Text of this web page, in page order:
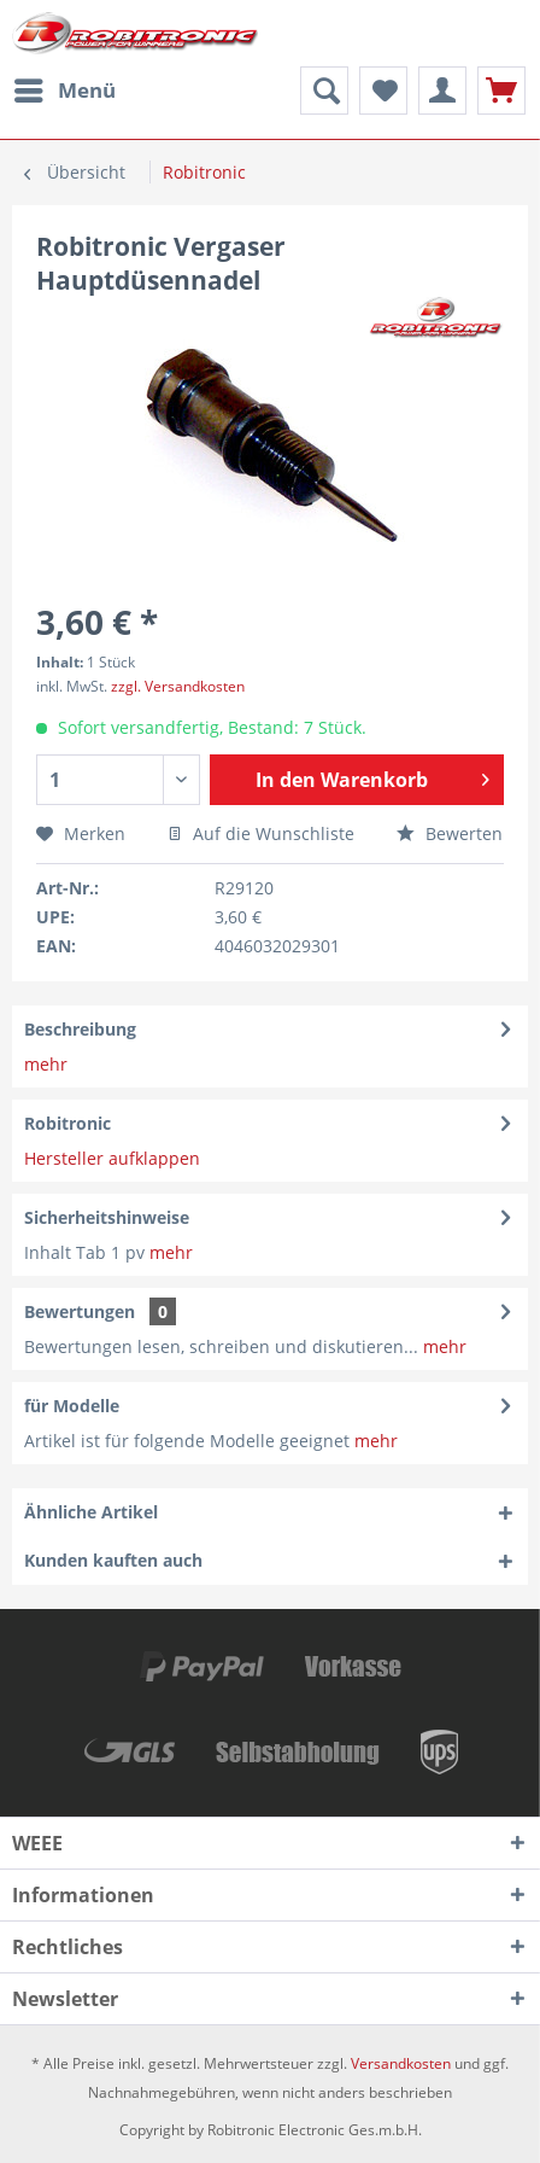
Menü
Übersicht Robitronic
Robitronic Vergaser
Hauptdüsennadel
3,60 € *
Inhalt: 1 Stück
inkl. MwSt.zzgl. Versandkosten
Sofort versandfertig, Bestand: 7 Stück.
In den Warenkorb
Merken Auf die Wunschliste Bewerten
Art-Nr.:
R29120
UPE:
3,60 €
EAN:
4046032029301
Beschreibung
mehr
Robitronic
Hersteller aufklappen
Sicherheitshinweise
Inhalt Tab 1 pv mehr
Bewertungen
0
Bewertungen lesen, schreiben und diskutieren... mehr
für Modelle
Artikel ist für folgende Modelle geeignet mehr
Ähnliche Artikel
Kunden kauften auch
WEEE
Informationen
Rechtliches
Newsletter
* Alle Preise inkl. gesetzl. Mehrwertsteuer zzgl.Versandkosten und ggf.
Nachnahmegebühren, wenn nicht anders beschrieben
Copyright by Robitronic Electronic Ges.m.b.H.